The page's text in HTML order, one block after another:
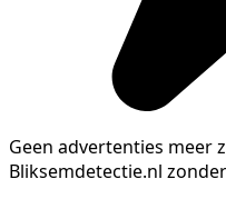
Geen advertenties meer
Bliksemdetectie.nl